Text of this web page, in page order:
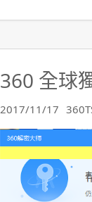
360 全球
2017/11/17